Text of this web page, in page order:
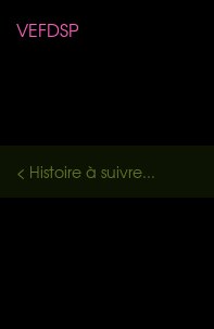
VEFDSP
< Histoire à suivre...